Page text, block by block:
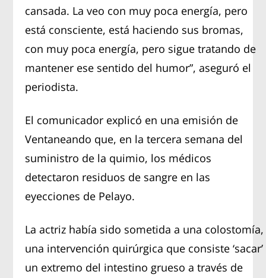
cansada. La veo con muy poca energía, pero
está consciente, está haciendo sus bromas,
con muy poca energía, pero sigue tratando de
mantener ese sentido del humor”, aseguró el
periodista.
El comunicador explicó en una emisión de
Ventaneando que, en la tercera semana del
suministro de la quimio, los médicos
detectaron residuos de sangre en las
eyecciones de Pelayo.
La actriz había sido sometida a una colostomía,
una intervención quirúrgica que consiste ‘sacar’
un extremo del intestino grueso a través de